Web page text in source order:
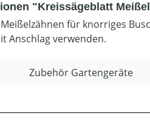
"Kreissägeblatt
für knorriges
Anschlag verwenden.
Zubehör Gartengeräte